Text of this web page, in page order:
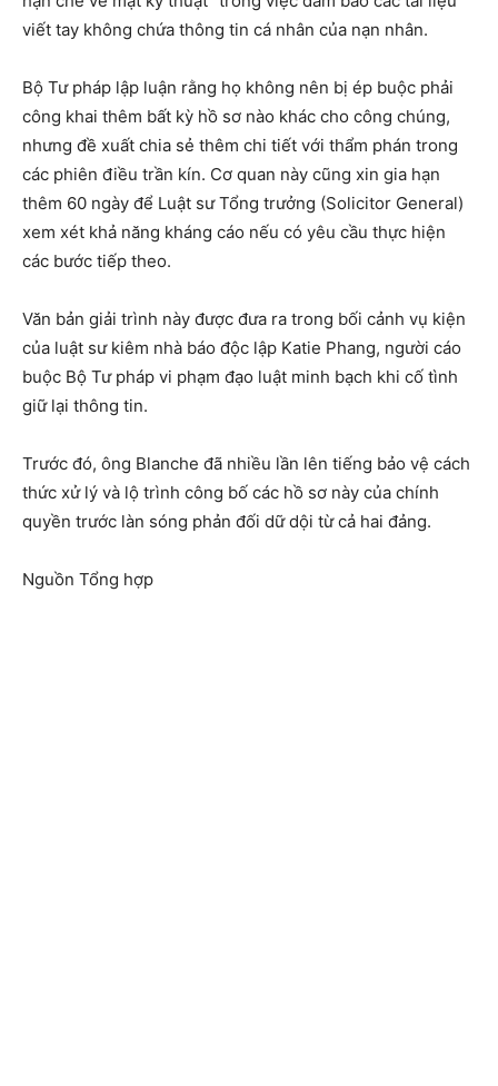
viết tay không chứa thông tin cá nhân của nạn nhân.
Bộ Tư pháp lập luận rằng họ không nên bị ép buộc phải
công khai thêm bất kỳ hồ sơ nào khác cho công chúng,
nhưng đề xuất chia sẻ thêm chi tiết với thẩm phán trong
các phiên điều trần kín. Cơ quan này cũng xin gia hạn
thêm 60 ngày để Luật sư Tổng trưởng (Solicitor General)
xem xét khả năng kháng cáo nếu có yêu cầu thực hiện
các bước tiếp theo.
Văn bản giải trình này được đưa ra trong bối cảnh vụ kiện
của luật sư kiêm nhà báo độc lập Katie Phang, người cáo
buộc Bộ Tư pháp vi phạm đạo luật minh bạch khi cố tình
giữ lại thông tin.
Trước đó, ông Blanche đã nhiều lần lên tiếng bảo vệ cách
thức xử lý và lộ trình công bố các hồ sơ này của chính
quyền trước làn sóng phản đối dữ dội từ cả hai đảng.
Nguồn Tổng hợp